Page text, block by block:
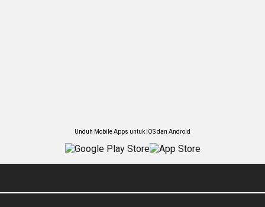
Unduh Mobile Apps untuk iOS dan Android